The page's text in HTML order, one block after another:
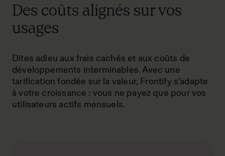
Des coûts alignés sur vos
usages
Dites adieu aux frais cachés et aux coûts de
développements interminables. Avec une
tarification fondée sur la valeur, Frontify s’adapte
à votre croissance : vous ne payez que pour vos
utilisateurs actifs mensuels.